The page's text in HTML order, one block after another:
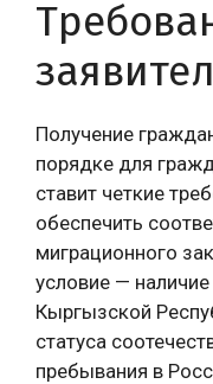
Получение
порядке для
ставит четкие
обеспечить
миграционного
условие —
Кыргызской
статуса
пребывания в